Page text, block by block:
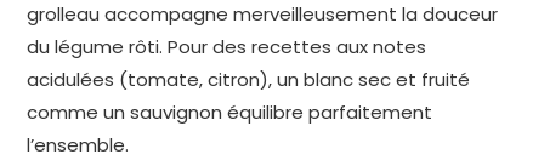
grolleau accompagne merveilleusement la douceur
du légume rôti. Pour des recettes aux notes
acidulées (tomate, citron), un blanc sec et fruité
comme un sauvignon équilibre parfaitement
l’ensemble.